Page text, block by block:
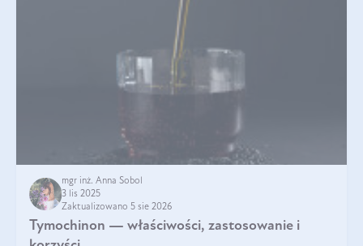
mgr inż. Anna Sobol
3 lis 2025
Zaktualizowano 5 sie 2026
Tymochinon — właściwości, zastosowanie i